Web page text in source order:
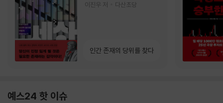
이진우 저 다산초당
인간 존재의 당위를 찾다
예스24 핫 이슈